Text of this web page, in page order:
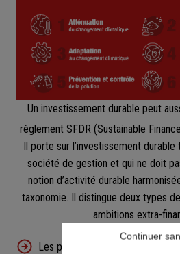
Un investissement durable peut
règlement SFDR (Sustainable
Il porte sur l’investissement
société de gestion et qui ne doit
notion d’activité durable
taxonomie. Il distingue deux types
ambitions extra-
Les produits prenant en
Continuer